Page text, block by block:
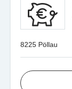
8225 Pöllau